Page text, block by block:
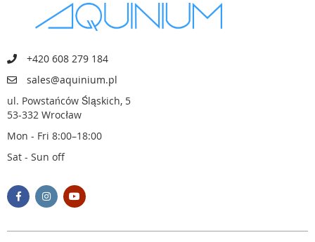
+420 608 279 184
sales@aquinium.pl
ul. Powstańców Śląskich, 5
53-332 Wrocław
Mon - Fri 8:00–18:00
Sat - Sun off